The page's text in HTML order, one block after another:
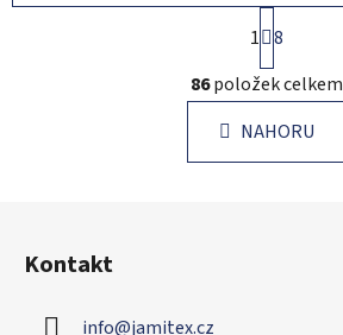
O
v
l
á
d
S
t
r
á
n
k
1 8
86položek celkem
NAHORU
Kontakt
info@jamitex.cz